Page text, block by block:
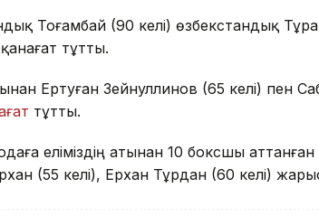
Тоғамбай (90 келі) өзбекстандық
тұтты.
Ертуған Зейнуллинов (65 келі) пен
тұтты.
еліміздің атынан 10 боксшы
(55 келі), Ерхан Тұрдан (60 келі)